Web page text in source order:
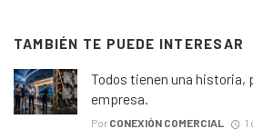
TAMBIÉN TE PUEDE INTERESAR
Todos tienen una historia,
empresa.
Por CONEXIÓN COMERCIAL 1